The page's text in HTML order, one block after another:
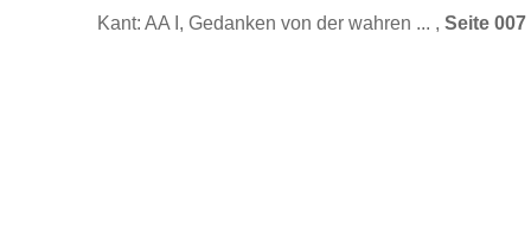
Kant: AA I, Gedanken von der wahren ... , Seite 007